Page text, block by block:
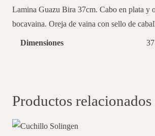
Lamina Guazu Bira 37cm. Cabo en plata y
bocavaina. Oreja de vaina con sello de
Dimensiones
Productos relacionados